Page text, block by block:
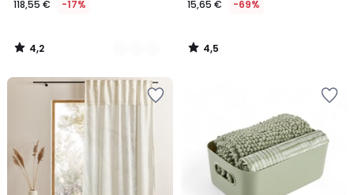
118,55 € -17%
4,2
/
15,65 € -69%
4,5
/